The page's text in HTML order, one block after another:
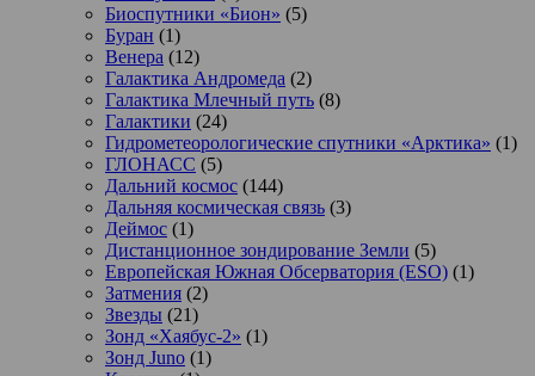
Биоспутники «Бион» (5)
Буран (1)
Венера (12)
Галактика Андромеда (2)
Галактика Млечный путь (8)
Галактики (24)
Гидрометеорологические спутники «Арктика» (1)
ГЛОНАСС (5)
Дальний космос (144)
Дальняя космическая связь (3)
Деймос (1)
Дистанционное зондирование Земли (5)
Европейская Южная Обсерватория (ESO) (1)
Затмения (2)
Звезды (21)
Зонд «Хаябус-2» (1)
Зонд Juno (1)